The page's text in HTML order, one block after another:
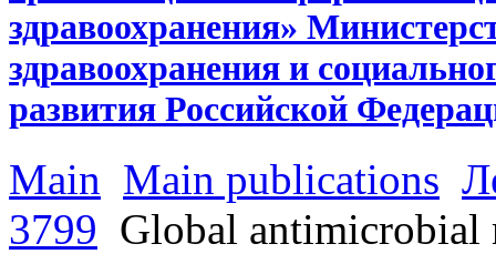
Main Main publications
3799 Global antimicrobial